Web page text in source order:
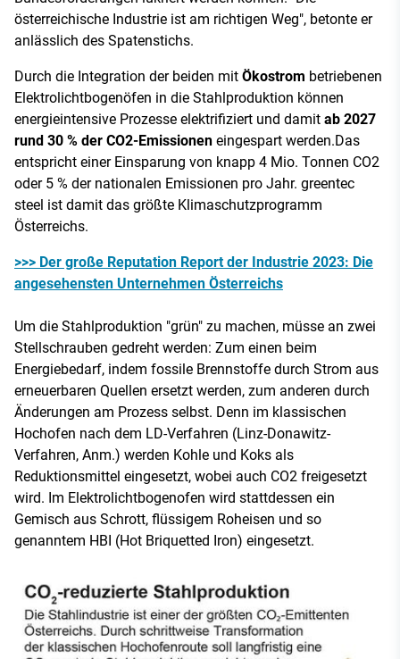
österreichische Industrie ist am richtigen Weg", betonte er
anlässlich des Spatenstichs.
Durch die Integration der beiden mit Ökostrom betriebenen
Elektrolichtbogenöfen in die Stahlproduktion können
energieintensive Prozesse elektrifiziert und damit ab 2027
rund 30 % der CO2-Emissionen eingespart werden.Das
entspricht einer Einsparung von knapp 4 Mio. Tonnen CO2
oder 5 % der nationalen Emissionen pro Jahr. greentec
steel ist damit das größte Klimaschutzprogramm
Österreichs.
>>> Der große Reputation Report der Industrie 2023: Die
angesehensten Unternehmen Österreichs
Um die Stahlproduktion "grün" zu machen, müsse an zwei
Stellschrauben gedreht werden: Zum einen beim
Energiebedarf, indem fossile Brennstoffe durch Strom aus
erneuerbaren Quellen ersetzt werden, zum anderen durch
Änderungen am Prozess selbst. Denn im klassischen
Hochofen nach dem LD-Verfahren (Linz-Donawitz-
Verfahren, Anm.) werden Kohle und Koks als
Reduktionsmittel eingesetzt, wobei auch CO2 freigesetzt
wird. Im Elektrolichtbogenofen wird stattdessen ein
Gemisch aus Schrott, flüssigem Roheisen und so
genanntem HBI (Hot Briquetted Iron) eingesetzt.